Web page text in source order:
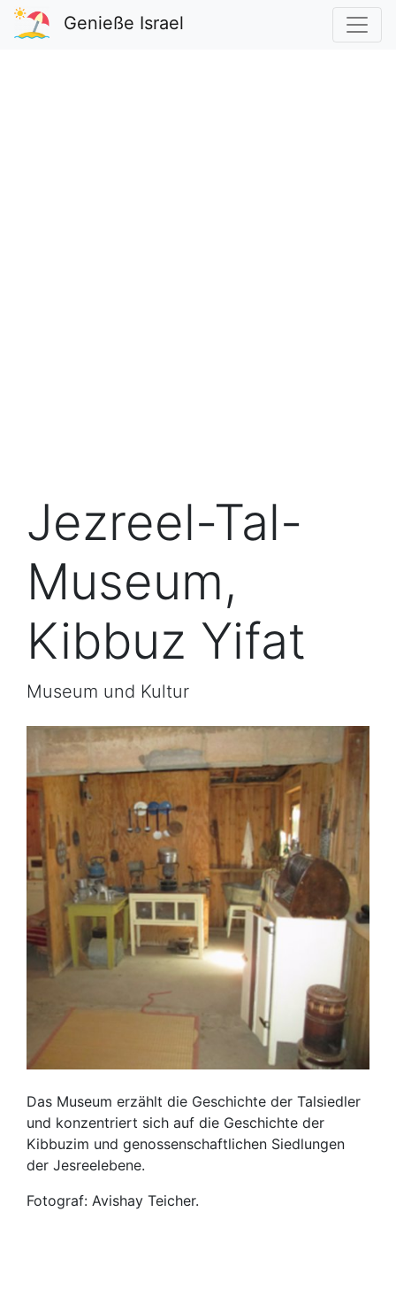
Genieße Israel
Jezreel-Tal-
Museum,
Kibbuz Yifat
Museum und Kultur
Das Museum erzählt die Geschichte der Talsiedler
und konzentriert sich auf die Geschichte der
Kibbuzim und genossenschaftlichen Siedlungen
der Jesreelebene.
Fotograf: Avishay Teicher.